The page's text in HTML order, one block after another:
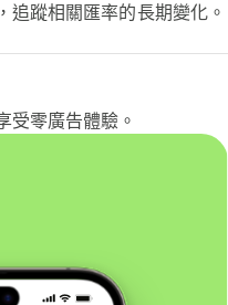
追蹤相關匯率的長期變化。
受零廣告體驗。